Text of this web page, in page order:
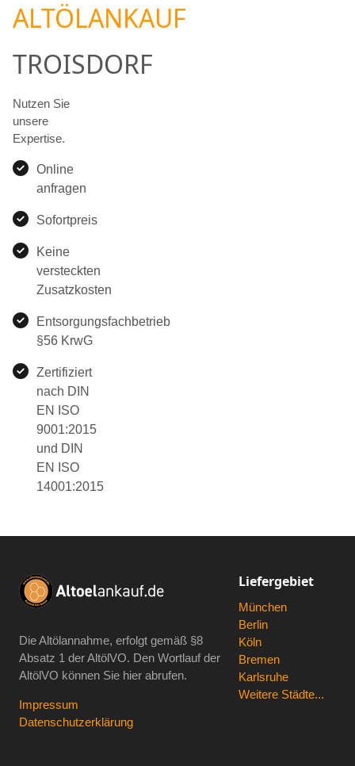
ALTÖLANKAUF
TROISDORF
Nutzen Sie
unsere
Expertise.
Online
anfragen
Sofortpreis
Keine
versteckten
Zusatzkosten
Entsorgungsfachbetrieb
§56 KrwG
Zertifiziert
nach DIN
EN ISO
9001:2015
und DIN
EN ISO
14001:2015
Die Altölannahme, erfolgt gemäß §8
Absatz 1 der AltölVO. Den Wortlauf der
AltölVO können Sie hier abrufen.
Impressum
Datenschutzerklärung
Liefergebiet
München
Berlin
Köln
Bremen
Karlsruhe
Weitere Städte...